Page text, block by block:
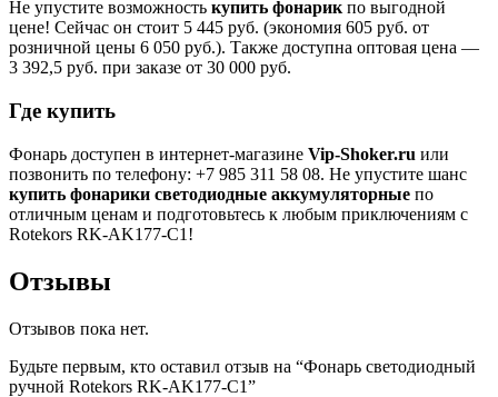
Не упустите возможность купить фонарик по выгодной
цене! Сейчас он стоит 5 445 руб. (экономия 605 руб. от
розничной цены 6 050 руб.). Также доступна оптовая цена —
3 392,5 руб. при заказе от 30 000 руб.
Где купить
Фонарь доступен в интернет-магазине Vip-Shoker.ru или
позвонить по телефону: +7 985 311 58 08. Не упустите шанс
купить фонарики светодиодные аккумуляторные по
отличным ценам и подготовьтесь к любым приключениям с
Rotekors RK-AK177-C1!
Отзывы
Отзывов пока нет.
Будьте первым, кто оставил отзыв на “Фонарь светодиодный
ручной Rotekors RK-AK177-C1”